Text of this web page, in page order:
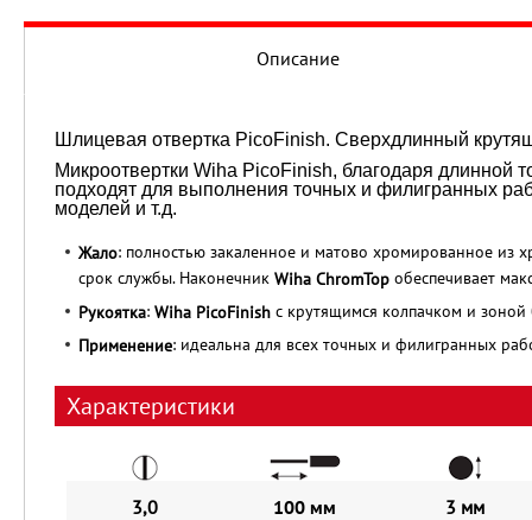
Описание
Шлицевая отвертка PicoFinish. Сверхдлинный
Микроотвертки Wiha PicoFinish, благодаря длинной
подходят для выполнения точных и филигранных
моделей и т.д.
Жало: полностью закаленное и матово хромированное из
срок службы. Наконечник Wiha ChromTop обеспечивает
Рукоятка: Wiha PicoFinish с крутящимся колпачком и зоной
Применение: идеальна для всех точных и филигранных
Характеристики
3,0 100 мм 3 мм